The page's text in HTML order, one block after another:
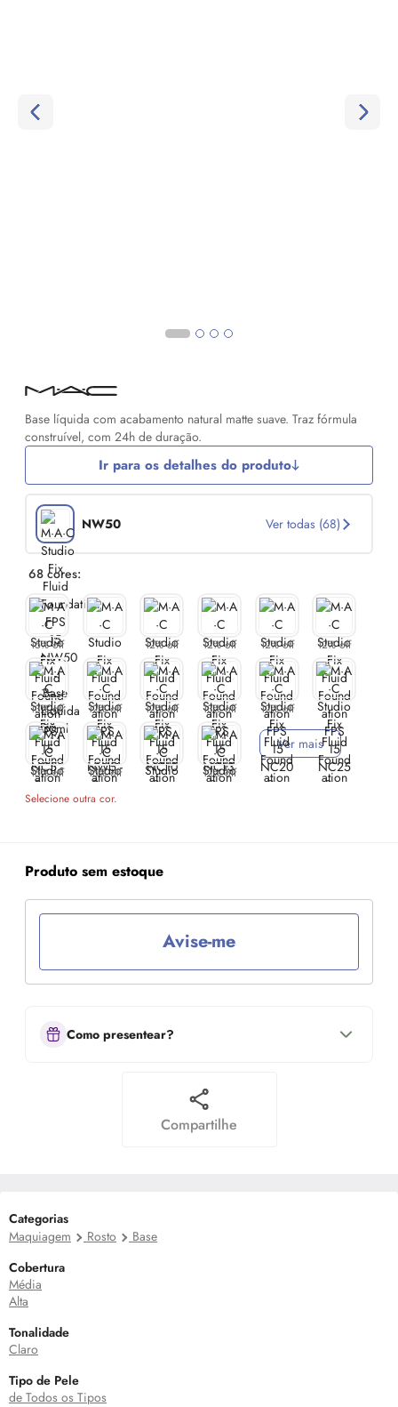
Base líquida com acabamento natural matte suave. Traz fórmula
construível, com 24h de duração.
Ir para os detalhes do produto
NW50 Ver todas (68)
68 cores:
15% off 12% off 12% off 12% off 12% off
13% off 12% off 12% off 13% off 12% off
15% off 15% off 12% off
Ver mais
Selecione outra cor.
Produto sem estoque
Avise-me
Como presentear?
Compartilhe
Categorias
Maquiagem
Rosto
Base
Cobertura
Média
Alta
Tonalidade
Claro
Tipo de Pele
de Todos os Tipos